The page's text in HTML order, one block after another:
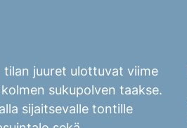
tilan juuret ulottuvat viime
sukupolven taakse.
sijaitsevalle tontille